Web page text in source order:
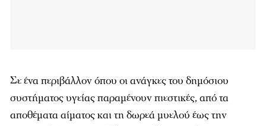
Σε ένα περιβάλλον όπου οι ανάγκες του δημόσιου
συστήματος υγείας παραμένουν πιεστικές, από τα
αποθέματα αίματος και τη δωρεά μυελού έως την